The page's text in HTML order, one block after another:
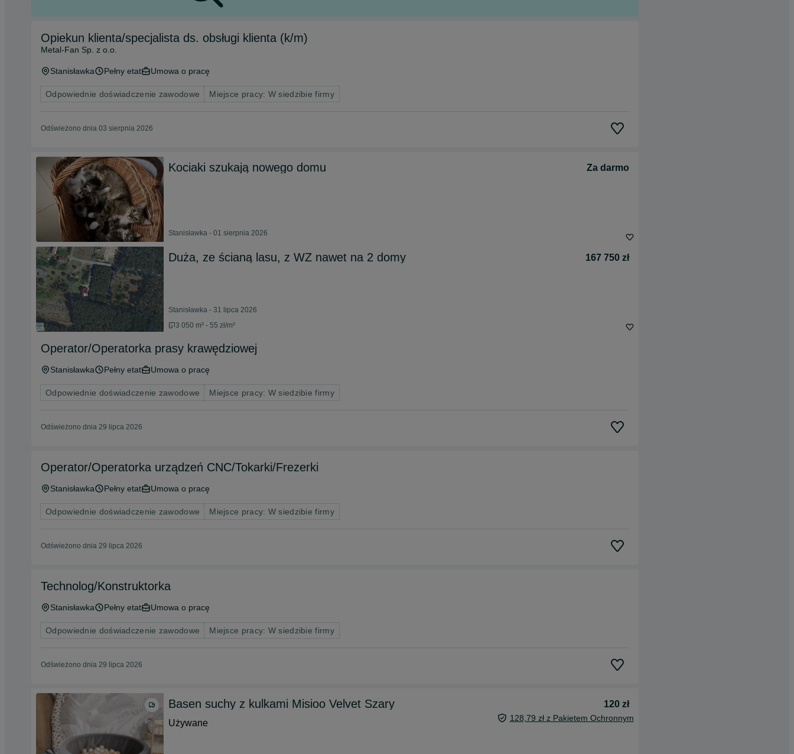
Opiekun klienta/specjalista ds. obsługi klienta (k/m)
Metal-Fan Sp. z o.o.
Stanisławka Pełny etat Umowa o pracę
Odpowiednie doświadczenie zawodowe Miejsce pracy: W siedzibie firmy
Odświeżono dnia 03 sierpnia 2026
Kociaki szukają nowego domu Za darmo
Stanisławka - 01 sierpnia 2026
Duża, ze ścianą lasu, z WZ nawet na 2 domy 167 750 zł
Stanisławka - 31 lipca 2026
3 050 m² - 55 zł/m²
Operator/Operatorka prasy krawędziowej
Stanisławka Pełny etat Umowa o pracę
Odpowiednie doświadczenie zawodowe Miejsce pracy: W siedzibie firmy
Odświeżono dnia 29 lipca 2026
Operator/Operatorka urządzeń CNC/Tokarki/Frezerki
Stanisławka Pełny etat Umowa o pracę
Odpowiednie doświadczenie zawodowe Miejsce pracy: W siedzibie firmy
Odświeżono dnia 29 lipca 2026
Technolog/Konstruktorka
Stanisławka Pełny etat Umowa o pracę
Odpowiednie doświadczenie zawodowe Miejsce pracy: W siedzibie firmy
Odświeżono dnia 29 lipca 2026
Basen suchy z kulkami Misioo Velvet Szary
120 zł
Używane
128,79 zł z Pakietem Ochronnym